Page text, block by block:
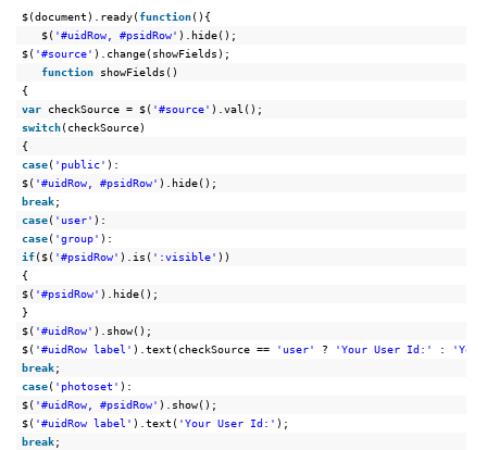
$(document).ready(function(){
$( '#uidRow, #psidRow' ).hide();
$( '#source' ).change(showFields);
function showFields()
{
var checkSource = $( '#source' ).val();
switch(checkSource)
{
case( 'public' ):
$( '#uidRow, #psidRow' ).hide();
break;
case( 'user' ):
case( 'group' ):
if($( '#psidRow' ).is( ':visible' ))
{
$( '#psidRow' ).hide();
}
$( '#uidRow' ).show();
$( '#uidRow label' ).text(checkSource == 'user' ? 'Your User Id:' :
break;
case( 'photoset' ):
$( '#uidRow, #psidRow' ).show();
$( '#uidRow label' ).text( 'Your User Id:' );
break;